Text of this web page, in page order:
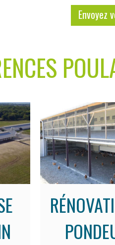
Envoyez